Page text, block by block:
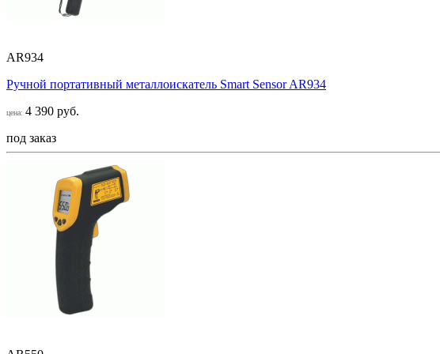
AR934
Ручной портативный металлоискатель Smart Sensor AR934
цена: 4 390 руб.
под заказ